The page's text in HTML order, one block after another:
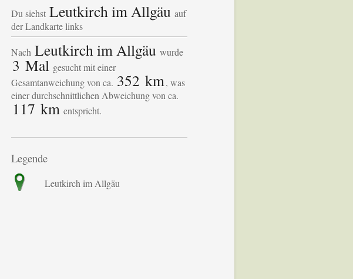
Du siehst Leutkirch im Allgäu auf
der Landkarte links
Nach Leutkirch im Allgäu wurde
3 Mal gesucht mit einer
Gesamtanweichung von ca. 352 km, was
einer durchschnittlichen Abweichung von ca.
117 km entspricht.
Legende
Leutkirch im Allgäu